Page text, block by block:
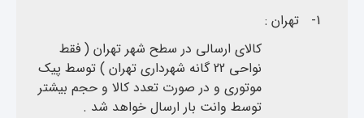
1-
تهران :
کالای ارسالی در سطح شهر تهران ( فقط
نواحی 22 گانه شهرداری تهران ) توسط پیک
موتوری و در صورت تعدد کالا و حجم بیشتر
توسط وانت بار ارسال خواهد شد .